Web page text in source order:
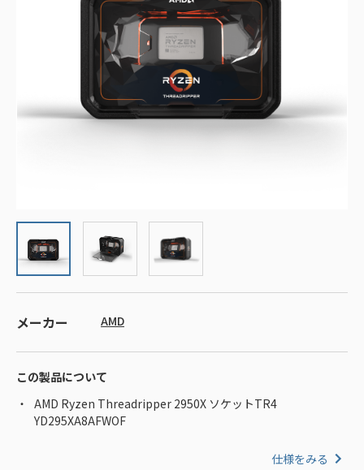
メーカー AMD
この製品について
AMD Ryzen Threadripper 2950X ソケットTR4
YD295XA8AFWOF
仕様をみる